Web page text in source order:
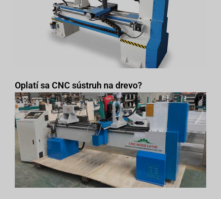
Oplatí sa CNC sústruh na drevo?